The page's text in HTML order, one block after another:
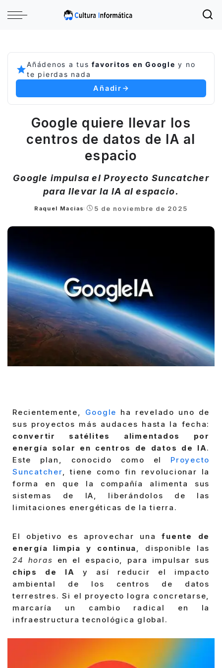
Añádenos a tusfavoritos en Google y no
te pierdas nada
Añadir
Google quiere llevar los
centros de datos de IA al
espacio
Google impulsa el Proyecto Suncatcher
para llevar la IA al espacio.
Posted
Raquel Macias 5 de noviembre de 2025
Recientemente, Google ha revelado uno de
sus proyectos más audaces hasta la fecha:
convertir satélites alimentados por
energía solar en centros de datos de IA.
Este plan, conocido como el Proyecto
Suncatcher, tiene como fin revolucionar la
forma en que la compañía alimenta sus
sistemas de IA, liberándolos de las
limitaciones energéticas de la tierra.
El objetivo es aprovechar unafuente de
energía limpia y continua, disponible las
24 horas en el espacio, para impulsar sus
chips de IA y así reducir el impacto
ambiental de los centros de datos
terrestres. Si el proyecto logra concretarse,
marcaría un cambio radical en la
infraestructura tecnológica global.